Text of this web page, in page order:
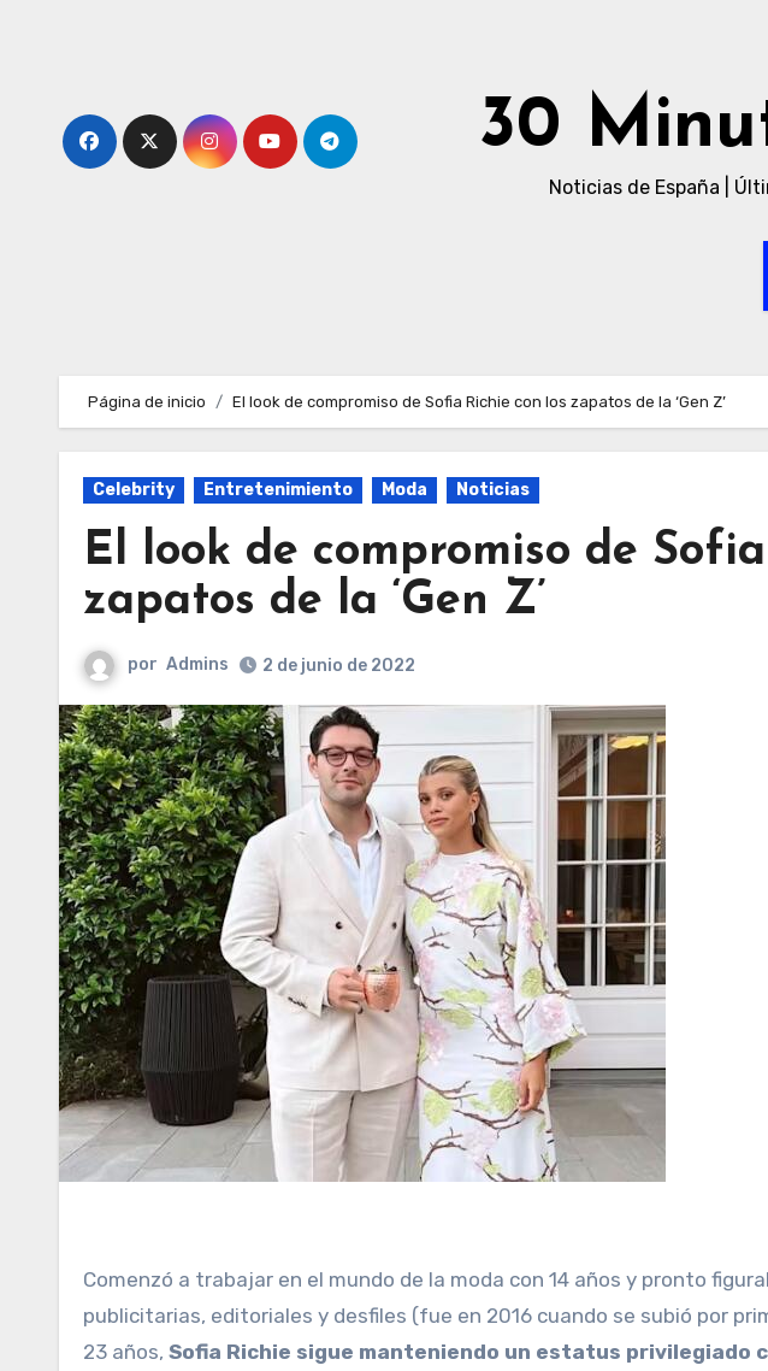
30
Noticias de España |
Página de inicio El look de compromiso de Sofia Richie con los zapatos de la ‘Gen Z’
Celebrity Entretenimiento Moda Noticias
El look de compromiso de
zapatos de la ‘Gen Z’
por Admins 2 de junio de 2022
Comenzó a trabajar en el mundo de la moda con 14 años y pronto figuraban en su currículum campañas
publicitarias, editoriales y desfiles (fue en 2016 cuando se subió por
23 años, Sofia Richie sigue manteniendo un estatus privilegiado